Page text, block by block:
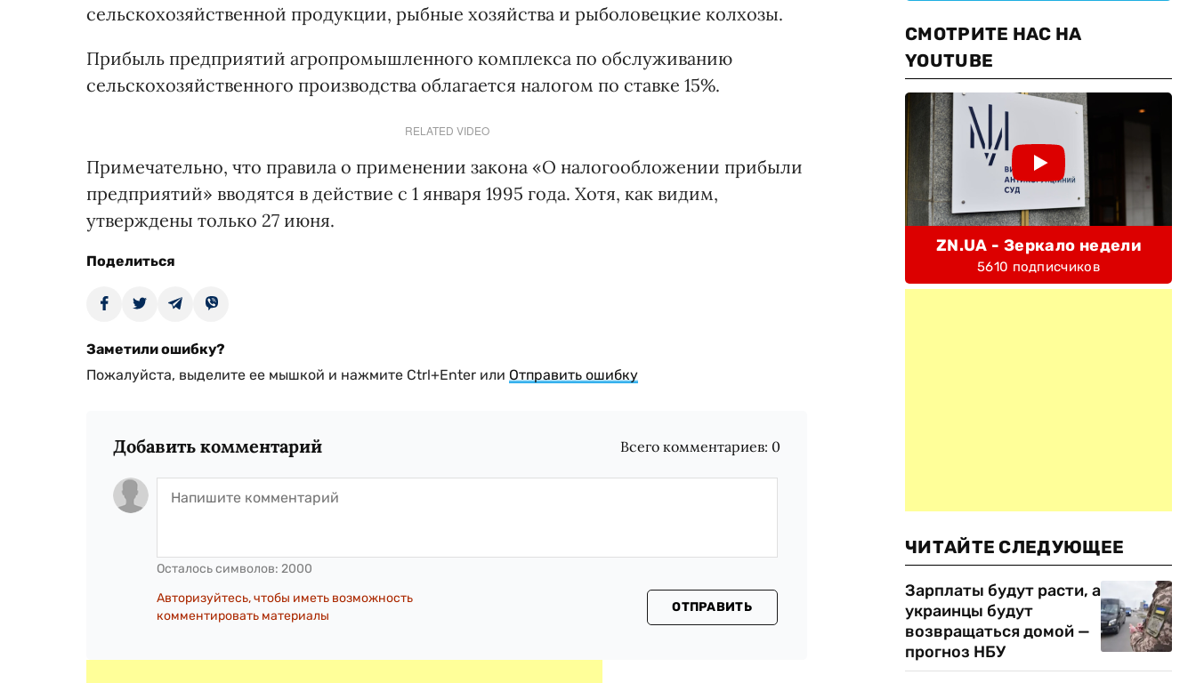
сельскохозяйственной продукции, рыбные хозяйства и рыболовецкие колхозы.
Прибыль предприятий агропромышленного комплекса по обслуживанию
сельскохозяйственного производства облагается налогом по ставке 15%.
RELATED VIDEO
Примечательно, что правила о применении закона «О налогообложении прибыли
предприятий» вводятся в действие с 1 января 1995 года. Хотя, как видим,
утверждены только 27 июня.
Поделиться
Заметили ошибку?
Пожалуйста, выделите ее мышкой и нажмите Ctrl+Enter или Отправить ошибку
Добавить комментарий Всего комментариев: 0
Осталось символов: 2000
Авторизуйтесь, чтобы иметь возможность
комментировать материалы
ОТПРАВИТЬ
СМОТРИТЕ НАС НА
YOUTUBE
ZN.UA - Зеркало недели
5610 подписчиков
ЧИТАЙТЕ СЛЕДУЮЩЕЕ
Зарплаты будут расти, а
украинцы будут
возвращаться домой —
прогноз НБУ